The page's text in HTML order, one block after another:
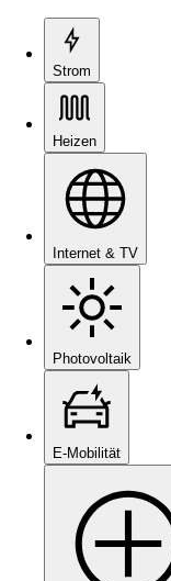
Strom
Heizen
Internet & TV
Photovoltaik
E-Mobilität